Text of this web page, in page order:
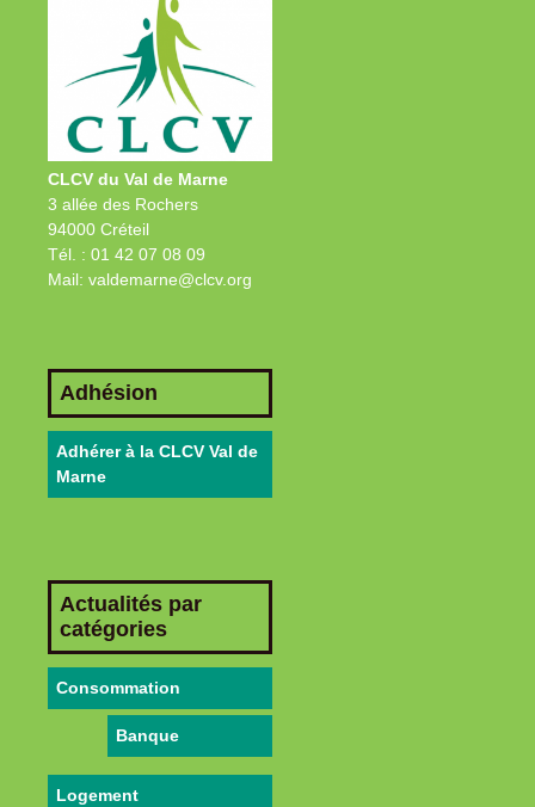
CLCV du Val de Marne
3 allée des Rochers
94000 Créteil
Tél. : 01 42 07 08 09
Mail: valdemarne@clcv.org
Adhésion
Adhérer à la CLCV Val de
Marne
Actualités par
catégories
Consommation
Banque
Logement